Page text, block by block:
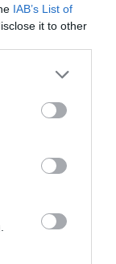
IAB’s List of
it to other
more Google
may click to
party tags to
below Google